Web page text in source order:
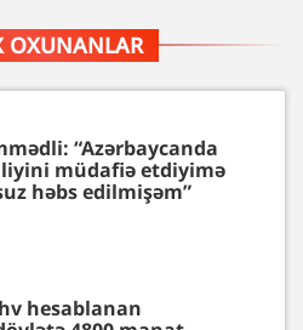
OXUNANLAR
“Azərbaycanda
müdafiə etdiyimə
həbs edilmişəm”
hesablanan